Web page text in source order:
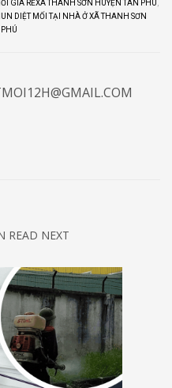
GIÁ RẺXÃ THANH SƠN HUYỆN TÂN PHÚ
DIỆT MỐI TẠI NHÀ Ở XÃ THANH SƠN
READ NEXT